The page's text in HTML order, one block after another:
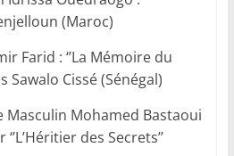
(Maroc)
Farid : ‘’La Mémoire du
Sawalo Cissé (Sénégal)
Masculin Mohamed Bastaoui
des Secrets’’